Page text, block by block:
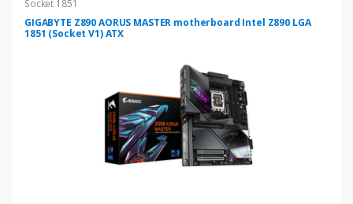
Socket 1851
GIGABYTE Z890 AORUS MASTER motherboard Intel Z890 LGA
1851 (Socket V1) ATX